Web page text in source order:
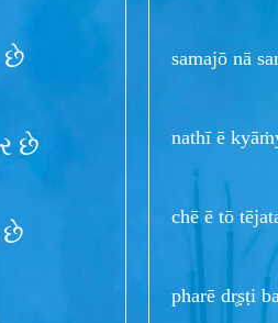
છે
છે
છે
samajō nā
nathī ē
chē ē tō
pharē dr̥ṣṭi